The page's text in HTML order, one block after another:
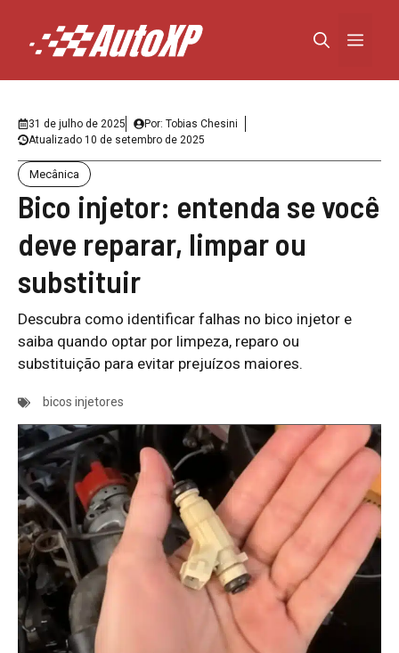
conteúdo
Menu
31 de julho de 2025 Por: Tobias Chesini
Atualizado 10 de setembro de 2025
Mecânica
Bico injetor: entenda se você
deve reparar, limpar ou
substituir
Descubra como identificar falhas no bico injetor e
saiba quando optar por limpeza, reparo ou
substituição para evitar prejuízos maiores.
bicos injetores